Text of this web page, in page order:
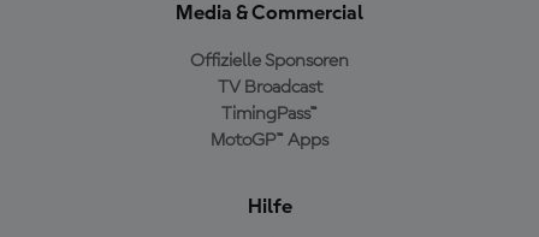
Media & Commercial
Offizielle Sponsoren
TV Broadcast
TimingPass™
MotoGP™ Apps
Hilfe